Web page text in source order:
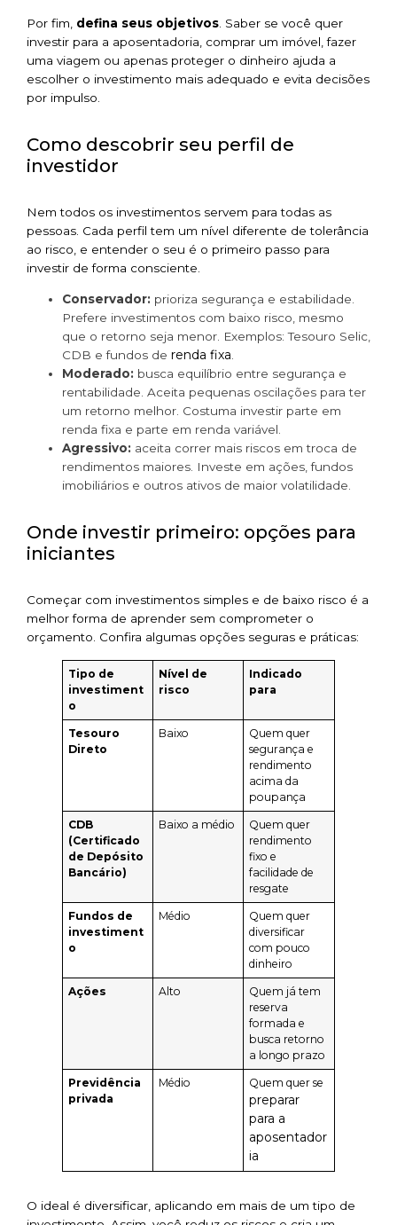
Por fim, defina seus objetivos . Saber se você quer
investir para a aposentadoria, comprar um imóvel, fazer
uma viagem ou apenas proteger o dinheiro ajuda a
escolher o investimento mais adequado e evita decisões
por impulso.
Como descobrir seu perfil de
investidor
Nem todos os investimentos servem para todas as
pessoas. Cada perfil tem um nível diferente de tolerância
ao risco, e entender o seu é o primeiro passo para
investir de forma consciente.
Conservador: prioriza segurança e estabilidade.
Prefere investimentos com baixo risco, mesmo
que o retorno seja menor. Exemplos: Tesouro Selic,
CDB e fundos de renda fixa.
Moderado: busca equilíbrio entre segurança e
rentabilidade. Aceita pequenas oscilações para ter
um retorno melhor. Costuma investir parte em
renda fixa e parte em renda variável.
Agressivo: aceita correr mais riscos em troca de
rendimentos maiores. Investe em ações, fundos
imobiliários e outros ativos de maior volatilidade.
Onde investir primeiro: opções para
iniciantes
Começar com investimentos simples e de baixo risco é a
melhor forma de aprender sem comprometer o
orçamento. Confira algumas opções seguras e práticas:
Tipo de
investiment
o
Nível de
risco
Indicado
para
Tesouro
Direto
Baixo
Quem quer
segurança e
rendimento
acima da
poupança
CDB
(Certificado
de Depósito
Bancário)
Baixo a médio
Quem quer
rendimento
fixo e
facilidade de
resgate
Fundos de
investiment
o
Médio
Quem quer
diversificar
com pouco
dinheiro
Ações Alto
Quem já tem
reserva
formada e
busca retorno
a longo prazo
Previdência
privada
Médio Quem quer se
preparar
para a
aposentador
ia
O ideal é diversificar, aplicando em mais de um tipo de